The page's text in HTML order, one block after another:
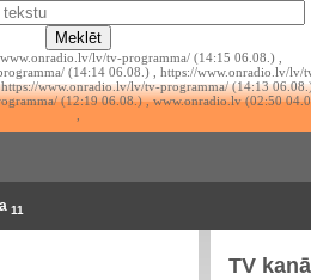
lv/tv-programma/ (14:15 06.08.) ,
(14:14 06.08.) , https://www.onradio.lv/lv/
www.onradio.lv/lv/tv-programma/ (14:13
(12:19 06.08.) , www.onradio.lv (02:50
11
TV